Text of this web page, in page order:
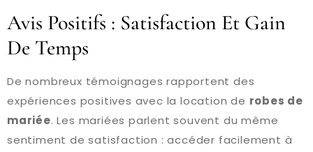
Avis Positifs : Satisfaction Et Gain
De Temps
De nombreux témoignages rapportent des
expériences positives avec la location de robes de
mariée. Les mariées parlent souvent du même
sentiment de satisfaction : accéder facilement à